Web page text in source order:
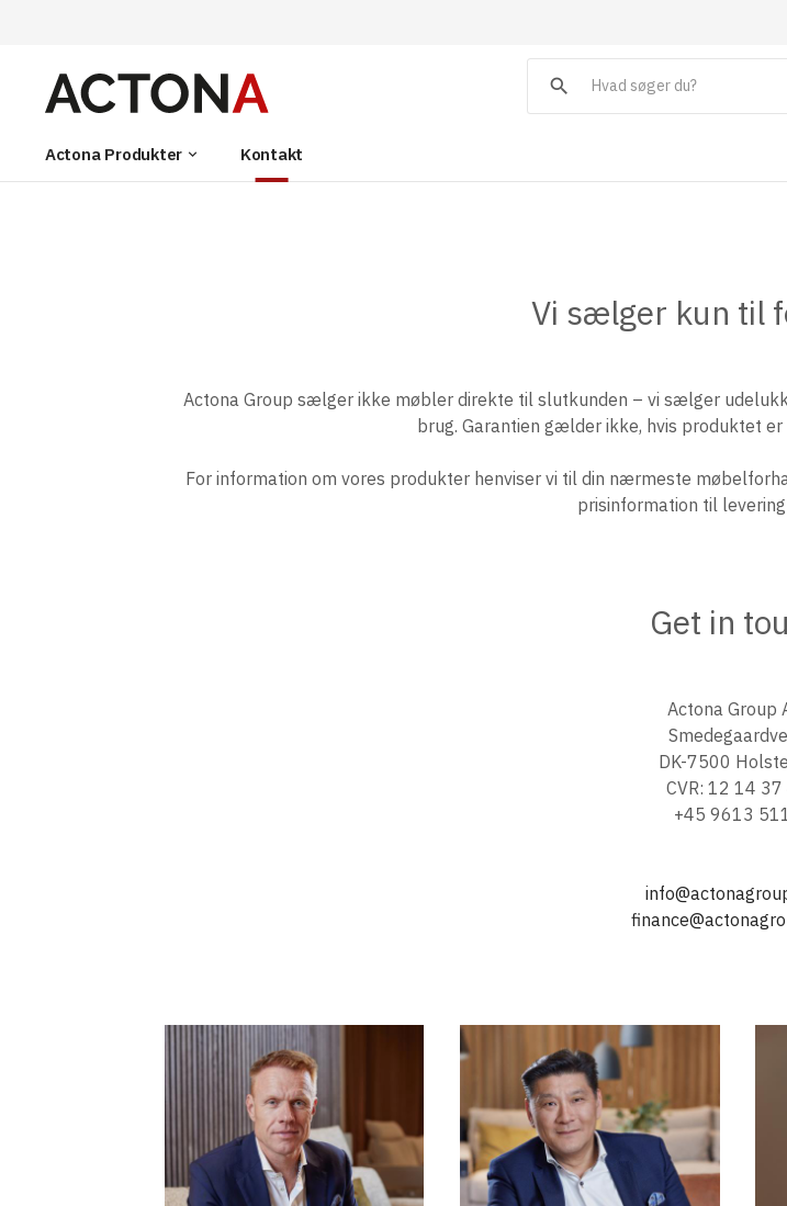
Actona Produkter keyboard_arrow_down Kontakt
search
Vi sælger kun til
Actona Group sælger ikke møbler direkte til slutkunden – vi sælger
brug. Garantien gælder ikke, hvis produktet
For information om vores produkter henviser vi til din nærmeste
prisinformation til
Get in
Actona Group
DK-7500
CVR: 12 14
+45 9613